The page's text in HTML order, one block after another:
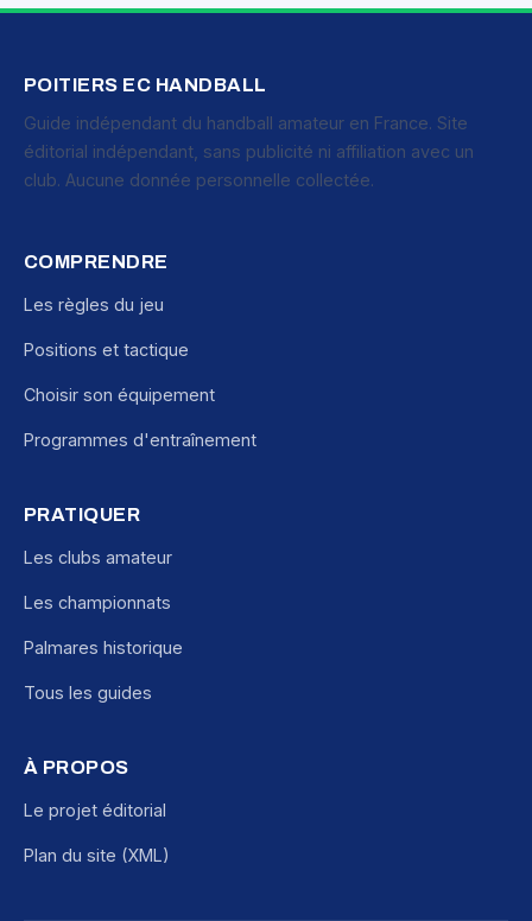
POITIERS EC HANDBALL
Guide indépendant du handball amateur en France. Site
éditorial indépendant, sans publicité ni affiliation avec un
club. Aucune donnée personnelle collectée.
COMPRENDRE
Les règles du jeu
Positions et tactique
Choisir son équipement
Programmes d'entraînement
PRATIQUER
Les clubs amateur
Les championnats
Palmares historique
Tous les guides
À PROPOS
Le projet éditorial
Plan du site (XML)